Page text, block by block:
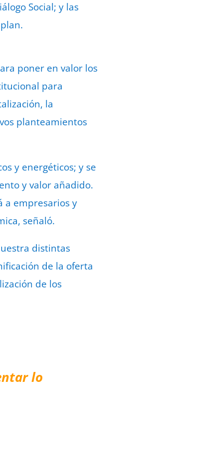
Social; y las
poner en valor los
para
la
planteamientos
y energéticos; y se
y valor añadido.
a empresarios y
señaló.
distintas
de la oferta
de los
lo